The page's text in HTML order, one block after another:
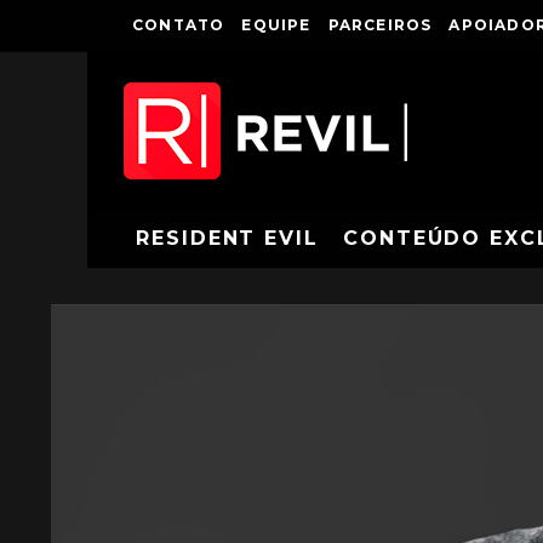
CONTATO EQUIPE PARCEIROS
RESIDENT EVIL CONTEÚDO